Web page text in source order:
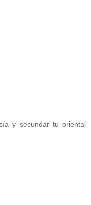
y secundar tu oriental